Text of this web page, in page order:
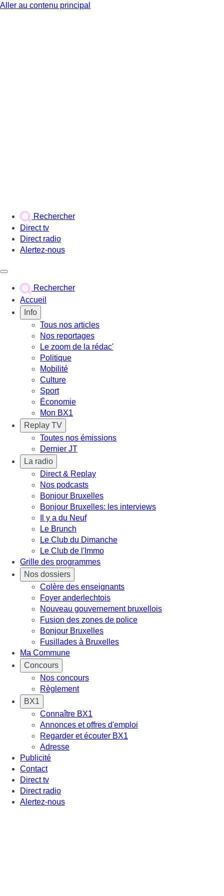
Aller au contenu principal
Rechercher
Direct tv
Direct radio
Alertez-nous
Rechercher
Accueil
Info
Tous nos articles
Nos reportages
Le zoom de la rédac'
Politique
Mobilité
Culture
Sport
Économie
Mon BX1
Replay TV
Toutes nos émissions
Dernier JT
La radio
Direct & Replay
Nos podcasts
Bonjour Bruxelles
Bonjour Bruxelles: les interviews
Il y a du Neuf
Le Brunch
Le Club du Dimanche
Le Club de l'Immo
Grille des programmes
Nos dossiers
Colère des enseignants
Foyer anderlechtois
Nouveau gouvernement bruxellois
Fusion des zones de police
Bonjour Bruxelles
Fusillades à Bruxelles
Ma Commune
Concours
Nos concours
Règlement
BX1
Connaître BX1
Annonces et offres d'emploi
Regarder et écouter BX1
Adresse
Publicité
Contact
Direct tv
Direct radio
Alertez-nous